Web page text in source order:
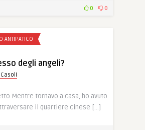
0 0
ANTIPATICO
degli angeli?
Mentre tornavo a casa, ho avuto
il quartiere cinese […]